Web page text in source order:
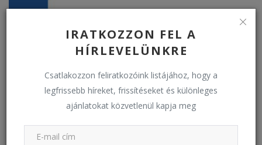
IRATKOZZON FEL A
HÍRLEVELÜNKRE
Csatlakozzon feliratkozóink listájához, hogy a
legfrissebb híreket, frissítéseket és különleges
ajánlatokat közvetlenül kapja meg
VET-000059...